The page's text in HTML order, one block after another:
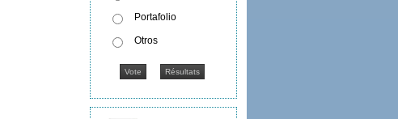
Portafolio
Otros